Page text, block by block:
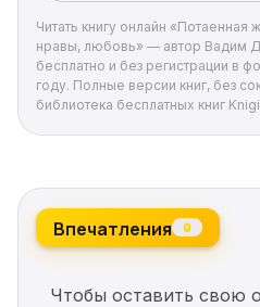
Читать книгу онлайн
нравы, любовь» — автор Вадим
бесплатно и без регистрации в
году. Полные версии книг, без
библиотека бесплатных книг
Впечатления 0
Чтобы оставить свою